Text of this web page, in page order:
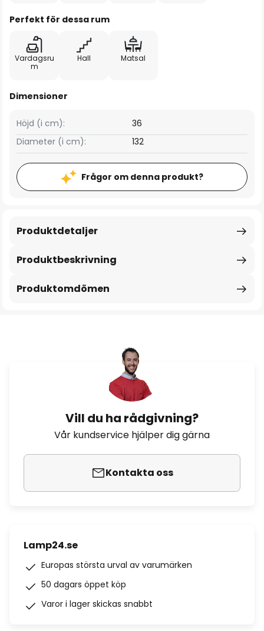
Perfekt för dessa rum
Vardagsru
m
Hall Matsal
Dimensioner
Höjd (i cm):
36
Diameter (i cm):
132
Frågor om denna produkt?
Produktbeskrivning
Produktdetaljer
Produktomdömen
Vill du ha rådgivning?
Vår kundservice hjälper dig gärna
Kontakta oss
Lamp24.se
Europas största urval av varumärken
50 dagars öppet köp
Varor i lager skickas snabbt